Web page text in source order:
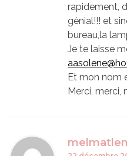
rapidement,
génial!!! et
bureau,la
Je te laisse
Et mon nom
Merci, merci,